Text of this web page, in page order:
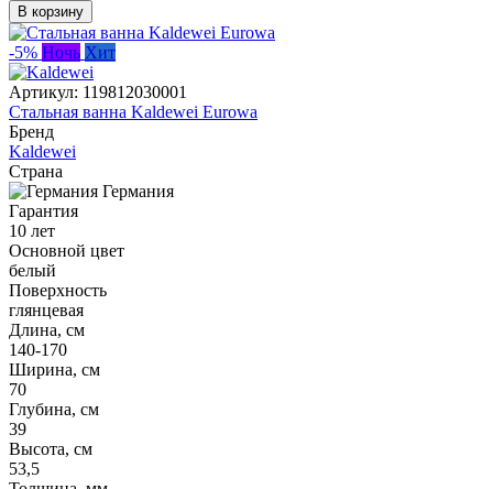
В корзину
-5% Ночь Хит
Артикул: 119812030001
Стальная ванна Kaldewei Eurowa
Бренд
Kaldewei
Страна
Германия
Гарантия
10 лет
Основной цвет
белый
Поверхность
глянцевая
Длина, см
140-170
Ширина, см
70
Глубина, см
39
Высота, см
53,5